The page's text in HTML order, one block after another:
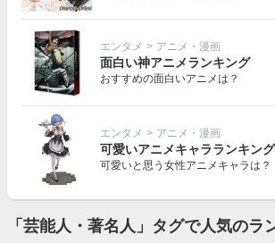
エンタメ > アニメ・漫画
面白い神アニメランキング
おすすめの面白いアニメは？
エンタメ > アニメ・漫画
可愛いアニメキャラランキング
可愛いと思う女性アニメキャラは？
「芸能人・著名人」タグで人気のラ